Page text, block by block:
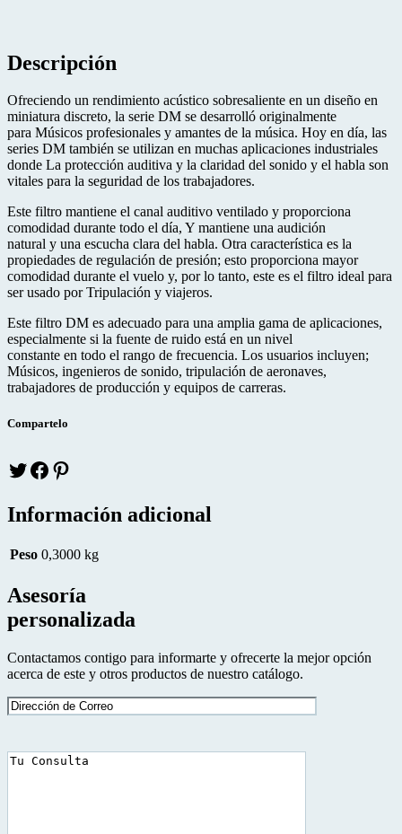
Descripción
Ofreciendo un rendimiento acústico sobresaliente en un diseño en
miniatura discreto, la serie DM se desarrolló originalmente
para Músicos profesionales y amantes de la música. Hoy en día, las
series DM también se utilizan en muchas aplicaciones industriales
donde La protección auditiva y la claridad del sonido y el habla son
vitales para la seguridad de los trabajadores.
Este filtro mantiene el canal auditivo ventilado y proporciona
comodidad durante todo el día, Y mantiene una audición
natural y una escucha clara del habla. Otra característica es la
propiedades de regulación de presión; esto proporciona mayor
comodidad durante el vuelo y, por lo tanto, este es el filtro ideal para
ser usado por Tripulación y viajeros.
Este filtro DM es adecuado para una amplia gama de aplicaciones,
especialmente si la fuente de ruido está en un nivel
constante en todo el rango de frecuencia. Los usuarios incluyen;
Músicos, ingenieros de sonido, tripulación de aeronaves,
trabajadores de producción y equipos de carreras.
Compartelo
Twitterfacebook
Información adicional
Peso 0,3000 kg
Asesoría
personalizada
Contactamos contigo para informarte y ofrecerte la mejor opción
acerca de este y otros productos de nuestro catálogo.